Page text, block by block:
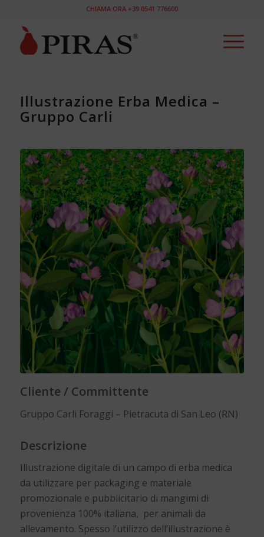
CHIAMA ORA +39 0541 776600
Illustrazione Erba Medica –
Gruppo Carli
Cliente / Committente
Gruppo Carli Foraggi – Pietracuta di San Leo (RN)
Descrizione
Illustrazione digitale di un campo di erba medica
da utilizzare per packaging e materiale
promozionale e pubblicitario di mangimi di
provenienza 100% italiana, per animali da
allevamento. Spesso l’utilizzo dell’illustrazione è